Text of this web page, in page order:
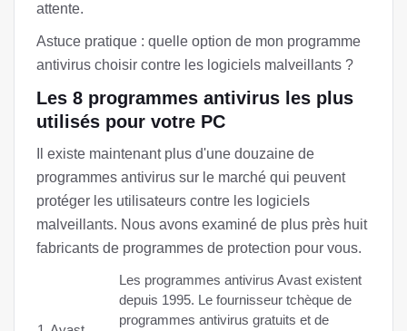
attente.
Astuce pratique : quelle option de mon programme
antivirus choisir contre les logiciels malveillants ?
Les 8 programmes antivirus les plus
utilisés pour votre PC
Il existe maintenant plus d'une douzaine de
programmes antivirus sur le marché qui peuvent
protéger les utilisateurs contre les logiciels
malveillants. Nous avons examiné de plus près huit
fabricants de programmes de protection pour vous.
Les programmes antivirus Avast existent
depuis 1995. Le fournisseur tchèque de
programmes antivirus gratuits et de